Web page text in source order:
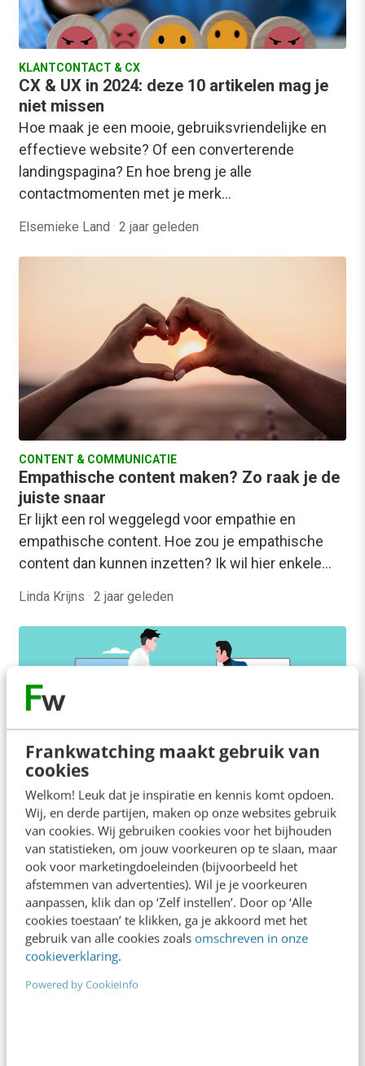
Frankwatching maakt gebruik van
cookies
Welkom! Leuk dat je inspiratie en kennis komt opdoen.
Wij, en derde partijen, maken op onze websites gebruik
van cookies. Wij gebruiken cookies voor het bijhouden
van statistieken, om jouw voorkeuren op te slaan, maar
ook voor marketingdoeleinden (bijvoorbeeld het
afstemmen van advertenties). Wil je je voorkeuren
aanpassen, klik dan op ‘Zelf instellen’. Door op ‘Alle
cookies toestaan’ te klikken, ga je akkoord met het
gebruik van alle cookies zoals omschreven in onze
cookieverklaring.
Powered by CookieInfo
KLANTCONTACT & CX
CX & UX in 2024: deze 10 artikelen mag je
niet missen
Hoe maak je een mooie, gebruiksvriendelijke en
effectieve website? Of een converterende
landingspagina? En hoe breng je alle
contactmomenten met je merk…
Elsemieke Land · 2 jaar geleden
CONTENT & COMMUNICATIE
Empathische content maken? Zo raak je de
juiste snaar
Er lijkt een rol weggelegd voor empathie en
empathische content. Hoe zou je empathische
content dan kunnen inzetten? Ik wil hier enkele…
Linda Krijns · 2 jaar geleden
MARKETING
7 tips om het Messy Middle-model effectief
toe te passen in B2B-marketing
In B2B-marketing is het koopproces vaak niet
rechtlijnig. Het afnemen van een zakelijke dienst
duurt over het algemeen een stuk langer dan…
Jermain Dorder· 2 jaar geleden